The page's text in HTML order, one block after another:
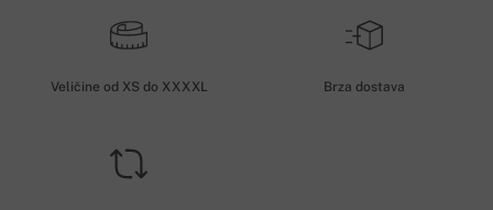
Veličine od XS do XXXXL Brza dostava